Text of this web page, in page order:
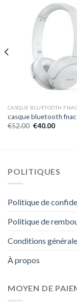
CASQUE BLUETOOTH
casque bluetooth fnac
€52.00 €40.00
POLITIQUES
Politique de
Politique de
Conditions
À propos
MOYEN DE